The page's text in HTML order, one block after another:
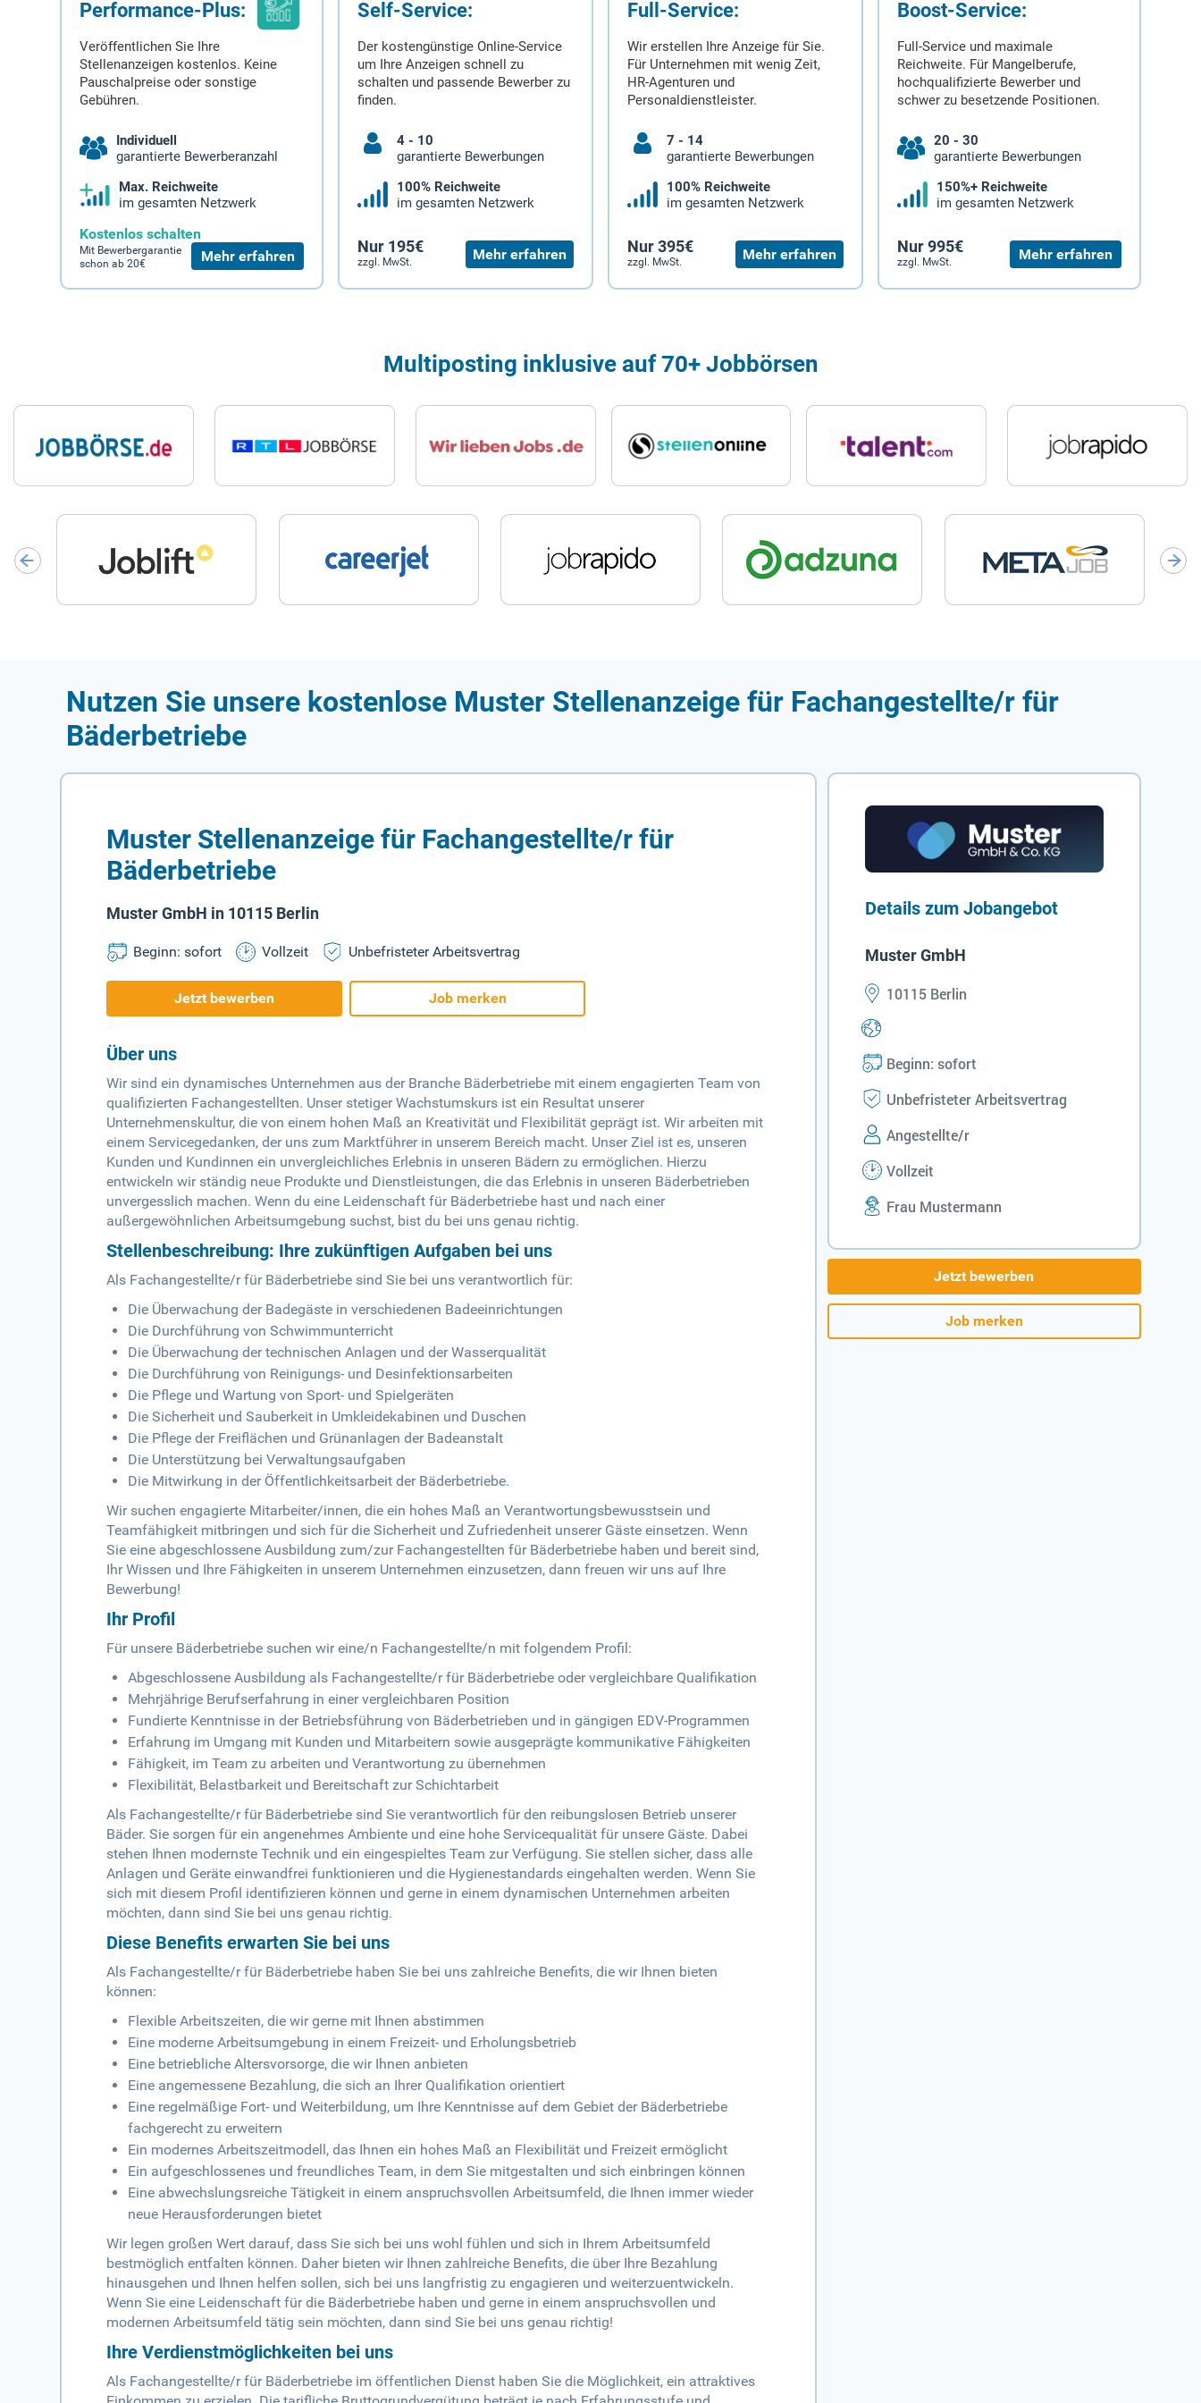
Performance-Plus:
Veröffentlichen Sie Ihre
Stellenanzeigen kostenlos. Keine
Pauschalpreise oder sonstige
Gebühren.
Individuell
garantierte Bewerberanzahl
Max. Reichweite
im gesamten Netzwerk
Kostenlos schalten
Mit Bewerbergarantie
schon ab 20€
Mehr erfahren
Self-Service:
Der kostengünstige Online-Service
um Ihre Anzeigen schnell zu
schalten und passende Bewerber zu
finden.
4 - 10
garantierte Bewerbungen
100% Reichweite
im gesamten Netzwerk
Nur 195€
zzgl. MwSt. Mehr erfahren
Full-Service:
Wir erstellen Ihre Anzeige für Sie.
Für Unternehmen mit wenig Zeit,
HR-Agenturen und
Personaldienstleister.
7 - 14
garantierte Bewerbungen
100% Reichweite
im gesamten Netzwerk
Nur 395€
zzgl. MwSt. Mehr erfahren
Boost-Service:
Full-Service und maximale
Reichweite. Für Mangelberufe,
hochqualifizierte Bewerber und
schwer zu besetzende Positionen.
20 - 30
garantierte Bewerbungen
150%+ Reichweite
im gesamten Netzwerk
Nur 995€
zzgl. MwSt. Mehr erfahren
Multiposting inklusive auf 70+ Jobbörsen
Nutzen Sie unsere kostenlose Muster Stellenanzeige für Fachangestellte/r für
Bäderbetriebe
Muster Stellenanzeige für Fachangestellte/r für
Bäderbetriebe
Muster GmbH in 10115 Berlin
Beginn: sofort Vollzeit Unbefristeter Arbeitsvertrag
Jetzt bewerben Job merken
Über uns
Wir sind ein dynamisches Unternehmen aus der Branche Bäderbetriebe mit einem engagierten Team von
qualifizierten Fachangestellten. Unser stetiger Wachstumskurs ist ein Resultat unserer
Unternehmenskultur, die von einem hohen Maß an Kreativität und Flexibilität geprägt ist. Wir arbeiten mit
einem Servicegedanken, der uns zum Marktführer in unserem Bereich macht. Unser Ziel ist es, unseren
Kunden und Kundinnen ein unvergleichliches Erlebnis in unseren Bädern zu ermöglichen. Hierzu
entwickeln wir ständig neue Produkte und Dienstleistungen, die das Erlebnis in unseren Bäderbetrieben
unvergesslich machen. Wenn du eine Leidenschaft für Bäderbetriebe hast und nach einer
außergewöhnlichen Arbeitsumgebung suchst, bist du bei uns genau richtig.
Stellenbeschreibung: Ihre zukünftigen Aufgaben bei uns
Als Fachangestellte/r für Bäderbetriebe sind Sie bei uns verantwortlich für:
Die Überwachung der Badegäste in verschiedenen Badeeinrichtungen
Die Durchführung von Schwimmunterricht
Die Überwachung der technischen Anlagen und der Wasserqualität
Die Durchführung von Reinigungs- und Desinfektionsarbeiten
Die Pflege und Wartung von Sport- und Spielgeräten
Die Sicherheit und Sauberkeit in Umkleidekabinen und Duschen
Die Pflege der Freiflächen und Grünanlagen der Badeanstalt
Die Unterstützung bei Verwaltungsaufgaben
Die Mitwirkung in der Öffentlichkeitsarbeit der Bäderbetriebe.
Wir suchen engagierte Mitarbeiter/innen, die ein hohes Maß an Verantwortungsbewusstsein und
Teamfähigkeit mitbringen und sich für die Sicherheit und Zufriedenheit unserer Gäste einsetzen. Wenn
Sie eine abgeschlossene Ausbildung zum/zur Fachangestellten für Bäderbetriebe haben und bereit sind,
Ihr Wissen und Ihre Fähigkeiten in unserem Unternehmen einzusetzen, dann freuen wir uns auf Ihre
Bewerbung!
Ihr Profil
Für unsere Bäderbetriebe suchen wir eine/n Fachangestellte/n mit folgendem Profil:
Abgeschlossene Ausbildung als Fachangestellte/r für Bäderbetriebe oder vergleichbare Qualifikation
Mehrjährige Berufserfahrung in einer vergleichbaren Position
Fundierte Kenntnisse in der Betriebsführung von Bäderbetrieben und in gängigen EDV-Programmen
Erfahrung im Umgang mit Kunden und Mitarbeitern sowie ausgeprägte kommunikative Fähigkeiten
Fähigkeit, im Team zu arbeiten und Verantwortung zu übernehmen
Flexibilität, Belastbarkeit und Bereitschaft zur Schichtarbeit
Als Fachangestellte/r für Bäderbetriebe sind Sie verantwortlich für den reibungslosen Betrieb unserer
Bäder. Sie sorgen für ein angenehmes Ambiente und eine hohe Servicequalität für unsere Gäste. Dabei
stehen Ihnen modernste Technik und ein eingespieltes Team zur Verfügung. Sie stellen sicher, dass alle
Anlagen und Geräte einwandfrei funktionieren und die Hygienestandards eingehalten werden. Wenn Sie
sich mit diesem Profil identifizieren können und gerne in einem dynamischen Unternehmen arbeiten
möchten, dann sind Sie bei uns genau richtig.
Diese Benefits erwarten Sie bei uns
Als Fachangestellte/r für Bäderbetriebe haben Sie bei uns zahlreiche Benefits, die wir Ihnen bieten
können:
Flexible Arbeitszeiten, die wir gerne mit Ihnen abstimmen
Eine moderne Arbeitsumgebung in einem Freizeit- und Erholungsbetrieb
Eine betriebliche Altersvorsorge, die wir Ihnen anbieten
Eine angemessene Bezahlung, die sich an Ihrer Qualifikation orientiert
Eine regelmäßige Fort- und Weiterbildung, um Ihre Kenntnisse auf dem Gebiet der Bäderbetriebe
fachgerecht zu erweitern
Ein modernes Arbeitszeitmodell, das Ihnen ein hohes Maß an Flexibilität und Freizeit ermöglicht
Ein aufgeschlossenes und freundliches Team, in dem Sie mitgestalten und sich einbringen können
Eine abwechslungsreiche Tätigkeit in einem anspruchsvollen Arbeitsumfeld, die Ihnen immer wieder
neue Herausforderungen bietet
Wir legen großen Wert darauf, dass Sie sich bei uns wohl fühlen und sich in Ihrem Arbeitsumfeld
bestmöglich entfalten können. Daher bieten wir Ihnen zahlreiche Benefits, die über Ihre Bezahlung
hinausgehen und Ihnen helfen sollen, sich bei uns langfristig zu engagieren und weiterzuentwickeln.
Wenn Sie eine Leidenschaft für die Bäderbetriebe haben und gerne in einem anspruchsvollen und
modernen Arbeitsumfeld tätig sein möchten, dann sind Sie bei uns genau richtig!
Ihre Verdienstmöglichkeiten bei uns
Als Fachangestellte/r für Bäderbetriebe im öffentlichen Dienst haben Sie die Möglichkeit, ein attraktives
Details zum Jobangebot
Muster GmbH
10115 Berlin
Beginn: sofort
Unbefristeter Arbeitsvertrag
Angestellte/r
Vollzeit
Frau Mustermann
Jetzt bewerben
Job merken